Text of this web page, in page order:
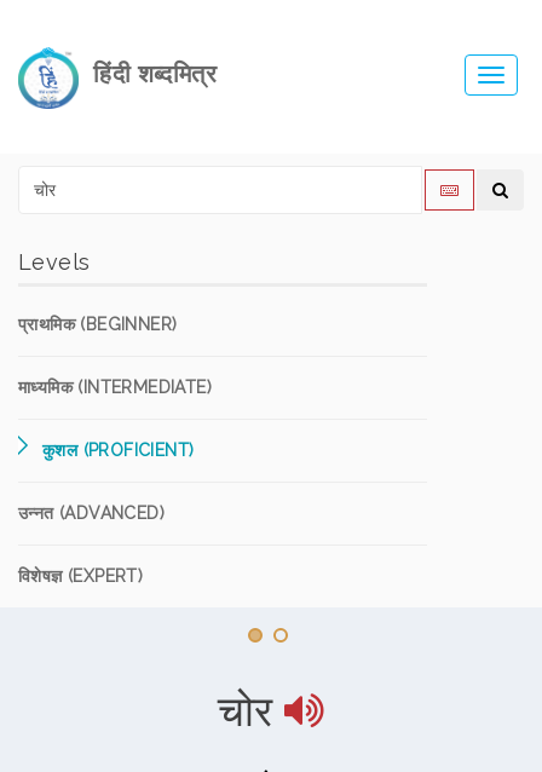
हिंदी शब्दमित्र
Levels
प्राथमिक (BEGINNER)
माध्यमिक (INTERMEDIATE)
कुशल (PROFICIENT)
उन्नत (ADVANCED)
विशेषज्ञ (EXPERT)
चोर